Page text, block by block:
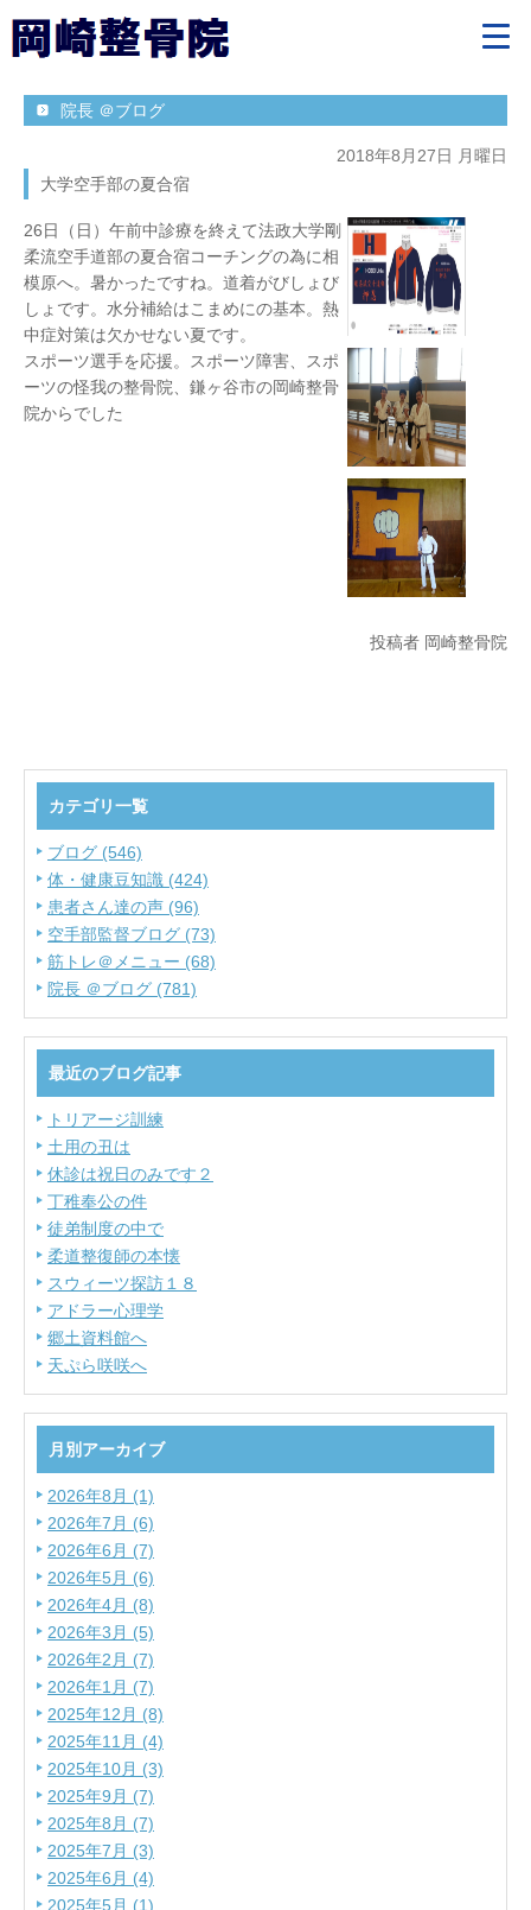
院長 ＠ブログ
2018年8月27日 月曜日
大学空手部の夏合宿
26日（日）午前中診療を終えて法政大学剛
柔流空手道部の夏合宿コーチングの為に相
模原へ。暑かったですね。道着がびしょび
しょです。水分補給はこまめにの基本。熱
中症対策は欠かせない夏です。
スポーツ選手を応援。スポーツ障害、スポ
ーツの怪我の整骨院、鎌ヶ谷市の岡崎整骨
院からでした
投稿者 岡崎整骨院
カテゴリ一覧
ブログ (546)
体・健康豆知識 (424)
患者さん達の声 (96)
空手部監督ブログ (73)
筋トレ＠メニュー (68)
院長 ＠ブログ (781)
最近のブログ記事
トリアージ訓練
土用の丑は
休診は祝日のみです２
丁稚奉公の件
徒弟制度の中で
柔道整復師の本懐
スウィーツ探訪１８
アドラー心理学
郷土資料館へ
天ぷら咲咲へ
月別アーカイブ
2026年8月 (1)
2026年7月 (6)
2026年6月 (7)
2026年5月 (6)
2026年4月 (8)
2026年3月 (5)
2026年2月 (7)
2026年1月 (7)
2025年12月 (8)
2025年11月 (4)
2025年10月 (3)
2025年9月 (7)
2025年8月 (7)
2025年7月 (3)
2025年6月 (4)
2025年5月 (1)